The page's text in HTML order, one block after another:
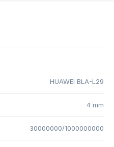
HUAWEI BLA-L29
4 mm
30000000/1000000000